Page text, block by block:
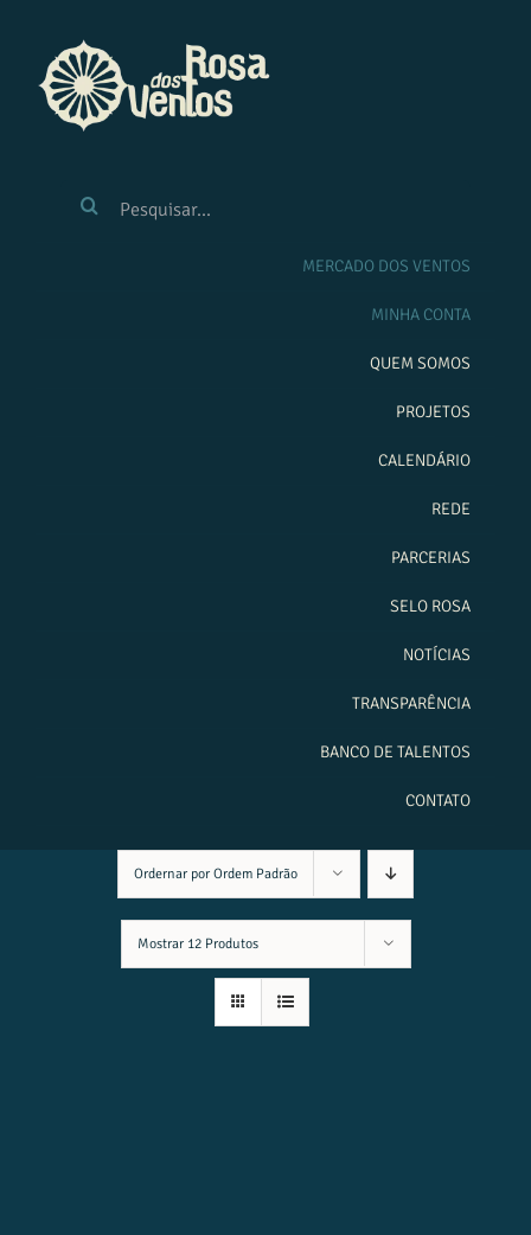
conteúdo
RESULTADOS
MERCADO DOS VENTOS
MINHA CONTA
QUEM SOMOS
PROJETOS
CALENDÁRIO
REDE
PARCERIAS
SELO ROSA
NOTÍCIAS
TRANSPARÊNCIA
BANCO DE TALENTOS
CONTATO
Ordernar por Ordem Padrão
Mostrar 12 Produtos